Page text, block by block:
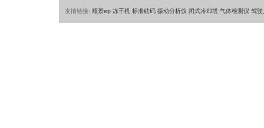
友情链接: 顺景erp 冻干机 标准砝码 振动分析仪 闭式冷却塔 气体检测仪 驾驶